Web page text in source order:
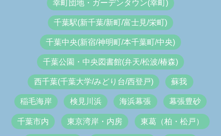
幸町団地・ガーデンタウン(幸町)
千葉駅(新千葉/新町/富士見/栄町)
千葉中央(新宿/神明町/本千葉町/中央)
千葉公園・中央図書館(弁天/松波/椿森)
西千葉(千葉大学/みどり台/西登戸) 蘇我
稲毛海岸 検見川浜 海浜幕張 幕張豊砂
千葉市内 東京湾岸・内房 東葛（柏・松戸）